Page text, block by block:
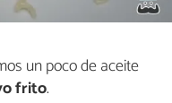
un poco de aceite
frito.